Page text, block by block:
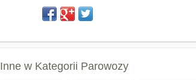
Inne w Kategorii Parowozy